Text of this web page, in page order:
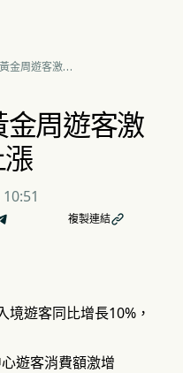
金周遊客激增
周遊客激
複製連結
境遊客同比增長10%，
遊客消費額激增